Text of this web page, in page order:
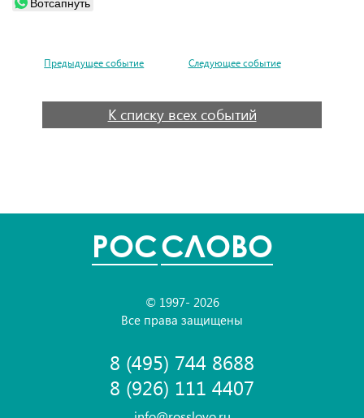
Предыдущее событие Следующее событие
К списку всех событий
POCСЛОВО
© 1997- 2026
Все права защищены
8 (495) 744 8688
8 (926) 111 4407